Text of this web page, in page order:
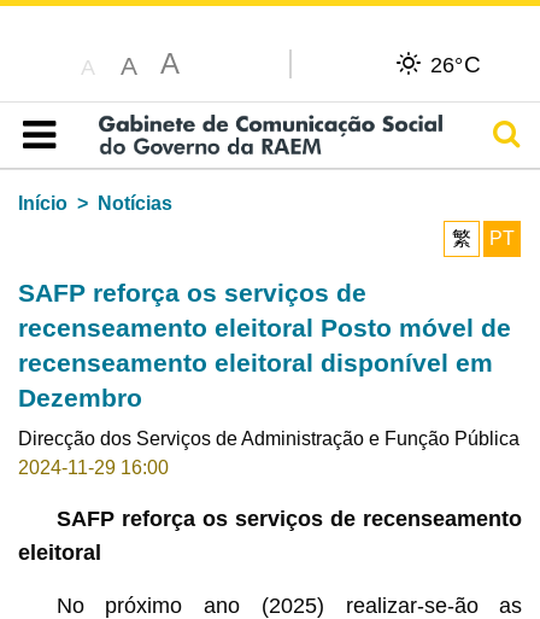
A A A 26°C
Índice
Início
Notícias
繁
PT
SAFP reforça os serviços de
recenseamento eleitoral Posto móvel de
recenseamento eleitoral disponível em
Dezembro
Direcção dos Serviços de Administração e Função Pública
2024-11-29 16:00
SAFP reforça os serviços de recenseamento
eleitoral
No próximo ano (2025) realizar-se-ão as